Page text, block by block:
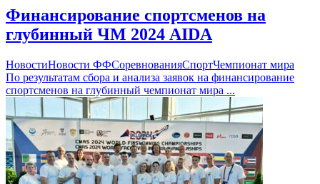
Финансирование спортсменов на
глубинный ЧМ 2024 AIDA
НовостиНовости ФФСоревнованияСпортЧемпионат мира
По результатам сбора и анализа заявок на финансирование
спортсменов на глубинный чемпионат мира ...